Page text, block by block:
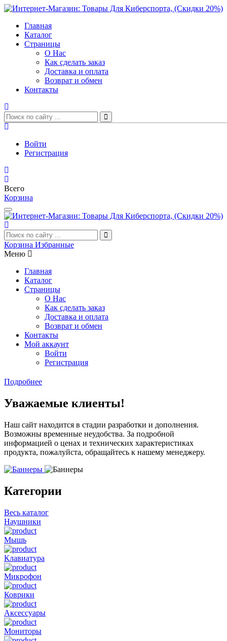
Главная
Каталог
Страницы
О Нас
Как сделать заказ
Доставка и оплата
Возврат и обмен
Контакты
Войти
Регистрация
Всего
Корзина
Корзина Избранные
Меню
Главная
Каталог
Страницы
О Нас
Как сделать заказ
Доставка и оплата
Возврат и обмен
Контакты
Мой аккаунт
Войти
Регистрация
Подробнее
Уважаемые клиенты!
Наш сайт находится в стадии разработки и дополнения.
Возможны временные неудобства. За подробной
информацией о ценах и технических характеристиках
продукта, пожалуйста, обращайтесь к нашему менеджеру.
Категории
Весь каталог
Наушники
Мышь
Клавиатура
Микрофон
Коврики
Аксессуары
Мониторы